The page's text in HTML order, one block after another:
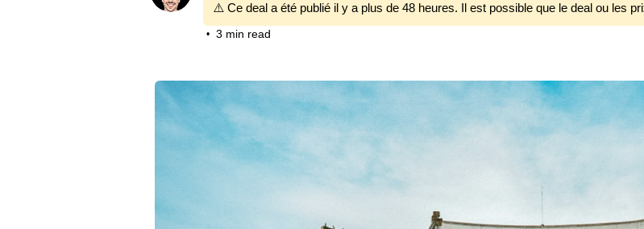
⚠️ Ce deal a été publié il y a plus de 48 heures. Il est possible que le deal ou les
• 3 min read